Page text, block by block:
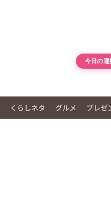
今日の運
くらしネタ グルメ プレゼ